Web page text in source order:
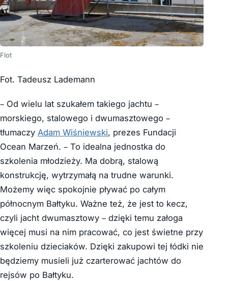
Flot
Fot. Tadeusz Lademann
– Od wielu lat szukałem takiego jachtu –
morskiego, stalowego i dwumasztowego –
tłumaczy Adam Wiśniewski, prezes Fundacji
Ocean Marzeń. – To idealna jednostka do
szkolenia młodzieży. Ma dobrą, stalową
konstrukcję, wytrzymałą na trudne warunki.
Możemy więc spokojnie pływać po całym
północnym Bałtyku. Ważne też, że jest to kecz,
czyli jacht dwumasztowy – dzięki temu załoga
więcej musi na nim pracować, co jest świetne przy
szkoleniu dzieciaków. Dzięki zakupowi tej łódki nie
będziemy musieli już czarterować jachtów do
rejsów po Bałtyku.